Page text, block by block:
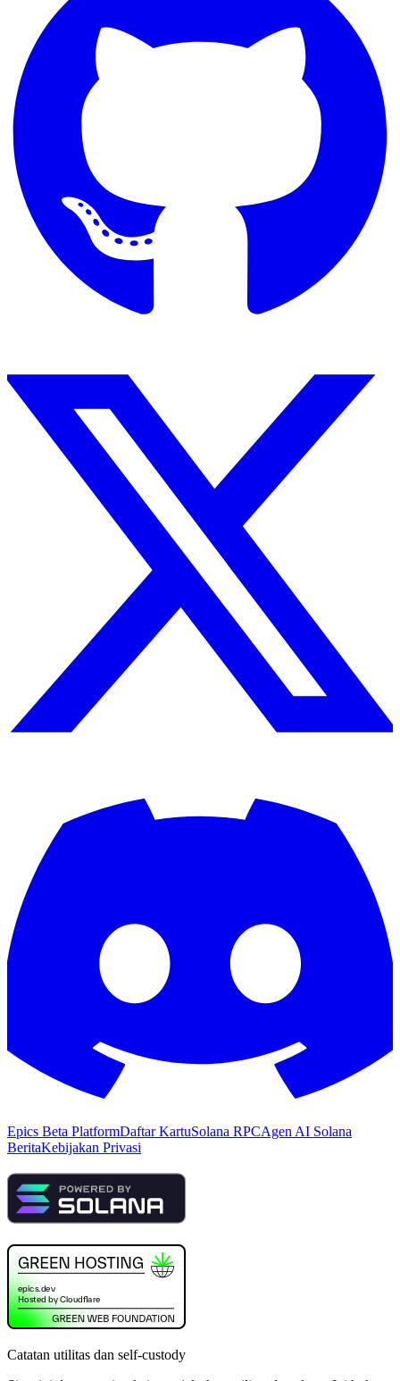
Epics Beta PlatformDaftar KartuSolana RPCAgen AI Solana
BeritaKebijakan Privasi
Catatan utilitas dan self-custody